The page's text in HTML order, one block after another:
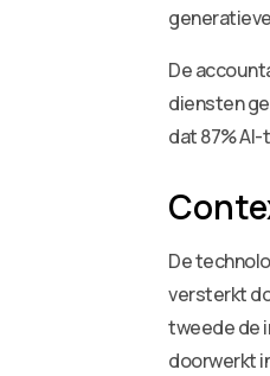
De
diensten
dat 87%
De
versterkt
tweede de
doorwerkt